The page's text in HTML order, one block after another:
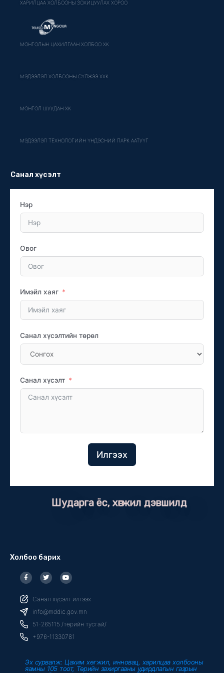
ХАРИЛЦАА ХОЛБООНЫ ЗОХИЦУУЛАХ ХОРОО
МОНГОЛЫН ЦАХИЛГААН ХОЛБОО ХК
МЭДЭЭЛЭЛ ХОЛБООНЫ СҮЛЖЭЭ ХХК
МОНГОЛ ШУУДАН ХК
МЭДЭЭЛЭЛ ТЕХНОЛОГИЙН ҮНДЭСНИЙ ПАРК ААТУҮГ
Санал хүсэлт
Нэр
Овог
Имэйл хаяг
Санал хүсэлтийн төрөл
Санал хүсэлт
Илгээх
Шударга ёс, хөгжил дэвшилд
Холбоо барих
F
a
c
b
o
o
k
f
T
w
i
t
r
Y
o
u
u
e
Санал хүсэлт илгээх
info@mddic.gov.mn
51-265115 /төрийн тусгай/
+976-11330781
Эх сурвалж: Цахим хөгжил, инновац, харилцаа холбооны
яамны 105 тоот, Төрийн захиргааны удирдлагын газрын